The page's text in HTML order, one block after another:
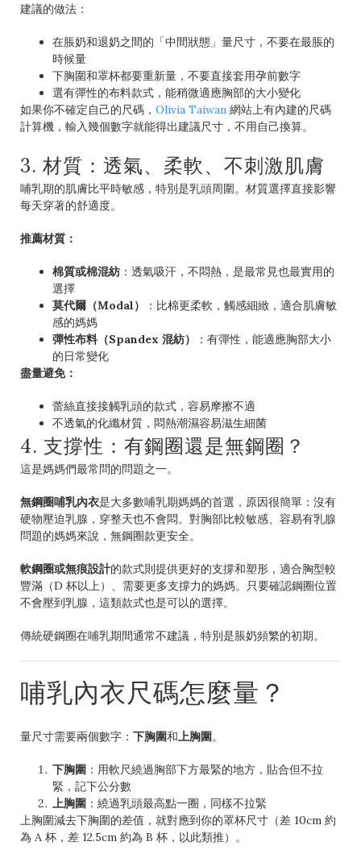
建議的做法：
在脹奶和退奶之間的「中間狀態」量尺寸，不要在最脹的
時候量
下胸圍和罩杯都要重新量，不要直接套用孕前數字
選有彈性的布料款式，能稍微適應胸部的大小變化
如果你不確定自己的尺碼， Olivia Taiwan 網站上有內建的尺碼
計算機，輸入幾個數字就能得出建議尺寸，不用自己換算。
3. 材質：透氣、柔軟、不刺激肌膚
哺乳期的肌膚比平時敏感，特別是乳頭周圍。材質選擇直接影響
每天穿著的舒適度。
推薦材質：
棉質或棉混紡 ：透氣吸汗，不悶熱，是最常見也最實用的
選擇
莫代爾（Modal）
：比棉更柔軟，觸感細緻，適合肌膚敏
感的媽媽
彈性布料（Spandex 混紡）
：有彈性，能適應胸部大小
的日常變化
盡量避免：
蕾絲直接接觸乳頭的款式，容易摩擦不適
不透氣的化纖材質，悶熱潮濕容易滋生細菌
4. 支撐性：有鋼圈還是無鋼圈？
這是媽媽們最常問的問題之一。
無鋼圈哺乳內衣是大多數哺乳期媽媽的首選，原因很簡單：沒有
硬物壓迫乳腺，穿整天也不會悶。對胸部比較敏感、容易有乳腺
問題的媽媽來說，無鋼圈款更安全。
軟鋼圈或無痕設計的款式則提供更好的支撐和塑形，適合胸型較
豐滿（D 杯以上）、需要更多支撐力的媽媽。只要確認鋼圈位置
不會壓到乳腺，這類款式也是可以的選擇。
傳統硬鋼圈在哺乳期間通常不建議，特別是脹奶頻繁的初期。
哺乳內衣尺碼怎麼量？
量尺寸需要兩個數字： 下胸圍和 上胸圍。
下胸圍 ：用軟尺繞過胸部下方最緊的地方，貼合但不拉
緊，記下公分數
上胸圍 ：繞過乳頭最高點一圈，同樣不拉緊
上胸圍減去下胸圍的差值，就對應到你的罩杯尺寸（差 10cm 約
為 A 杯，差 12.5cm 約為 B 杯，以此類推）。